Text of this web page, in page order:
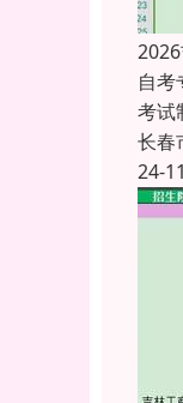
自
考试
长春
24-